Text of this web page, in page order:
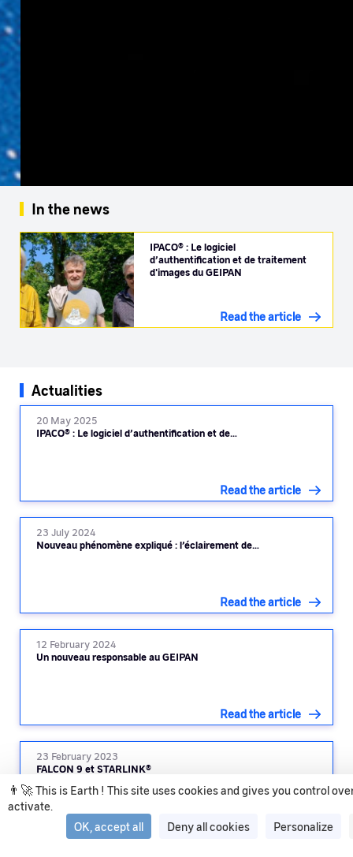
👨‍🚀 This is Earth ! This site uses cookies and gives you control
activate.
OK, accept all
Deny all cookies Personalize
In the news
IPACO® : Le logiciel
d’authentification et de traitement
d'images du GEIPAN
Read the article
Actualities
20 May 2025
IPACO® : Le logiciel d’authentification et de…
Read the article
23 July 2024
Nouveau phénomène expliqué : l’éclairement de…
Read the article
12 February 2024
Un nouveau responsable au GEIPAN
Read the article
23 February 2023
FALCON 9 et STARLINK®
Read the article